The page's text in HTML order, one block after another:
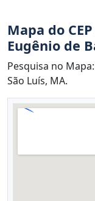
Mapa do
Eugênio de
Pesquisa no
São Luís, MA.